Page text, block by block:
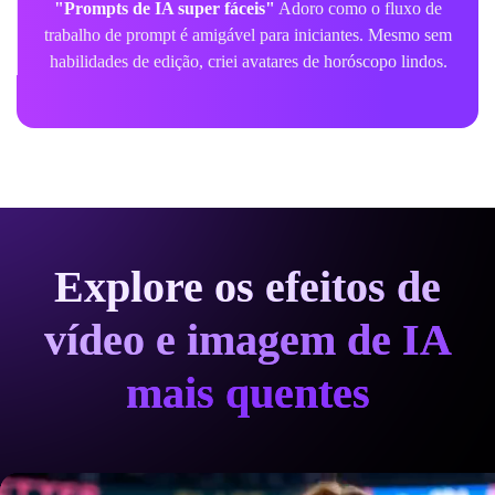
Adoro como o fluxo de
para iniciantes. Mesmo sem
avatares de horóscopo lindos.
"Estilo de zodíaco 3D
geradas por IA são
Perfeitas para moodboards
Explore os efeitos de
vídeo e imagem de IA
mais quentes